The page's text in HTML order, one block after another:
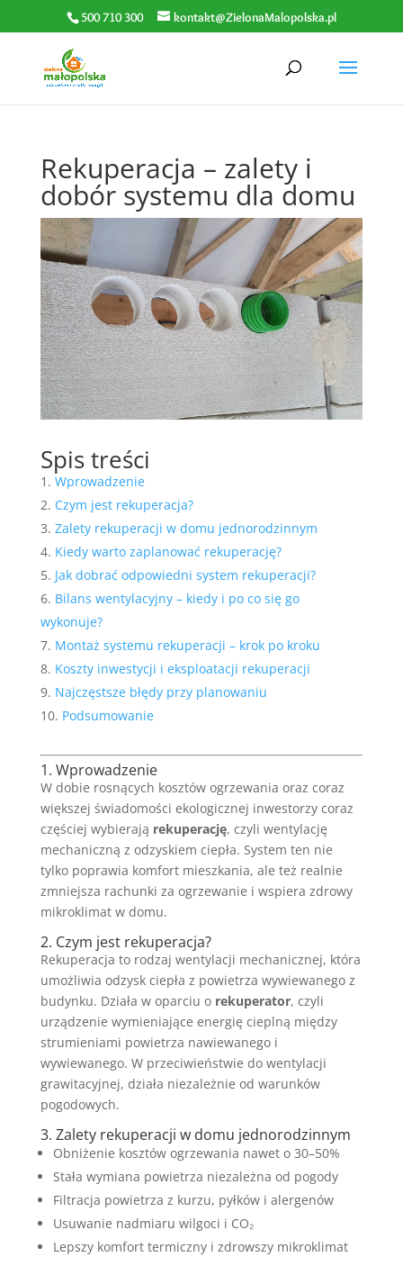
500 710 300 kontakt@ZielonaMalopolska.pl
Rekuperacja – zalety i
dobór systemu dla domu
Spis treści
Wprowadzenie
Czym jest rekuperacja?
Zalety rekuperacji w domu jednorodzinnym
Kiedy warto zaplanować rekuperację?
Jak dobrać odpowiedni system rekuperacji?
Bilans wentylacyjny – kiedy i po co się go
wykonuje?
Montaż systemu rekuperacji – krok po kroku
Koszty inwestycji i eksploatacji rekuperacji
Najczęstsze błędy przy planowaniu
Podsumowanie
1. Wprowadzenie
W dobie rosnących kosztów ogrzewania oraz coraz
większej świadomości ekologicznej inwestorzy coraz
częściej wybierają rekuperację, czyli wentylację
mechaniczną z odzyskiem ciepła. System ten nie
tylko poprawia komfort mieszkania, ale też realnie
zmniejsza rachunki za ogrzewanie i wspiera zdrowy
mikroklimat w domu.
2. Czym jest rekuperacja?
Rekuperacja to rodzaj wentylacji mechanicznej, która
umożliwia odzysk ciepła z powietrza wywiewanego z
budynku. Działa w oparciu o rekuperator, czyli
urządzenie wymieniające energię cieplną między
strumieniami powietrza nawiewanego i
wywiewanego. W przeciwieństwie do wentylacji
grawitacyjnej, działa niezależnie od warunków
pogodowych.
3. Zalety rekuperacji w domu jednorodzinnym
Obniżenie kosztów ogrzewania nawet o 30–50%
Stała wymiana powietrza niezależna od pogody
Filtracja powietrza z kurzu, pyłków i alergenów
Usuwanie nadmiaru wilgoci i CO₂
Lepszy komfort termiczny i zdrowszy mikroklimat